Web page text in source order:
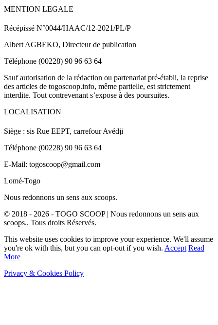
MENTION LEGALE
Récépissé N°0044/HAAC/12-2021/PL/P
Albert AGBEKO, Directeur de publication
Téléphone (00228) 90 96 63 64
Sauf autorisation de la rédaction ou partenariat pré-établi, la reprise
des articles de togoscoop.info, même partielle, est strictement
interdite. Tout contrevenant s’expose à des poursuites.
LOCALISATION
Siège : sis Rue EEPT, carrefour Avédji
Téléphone (00228) 90 96 63 64
E-Mail: togoscoop@gmail.com
Lomé-Togo
Nous redonnons un sens aux scoops.
© 2018 - 2026 - TOGO SCOOP | Nous redonnons un sens aux
scoops.. Tous droits Réservés.
This website uses cookies to improve your experience. We'll assume
you're ok with this, but you can opt-out if you wish. Accept Read
More
Privacy & Cookies Policy